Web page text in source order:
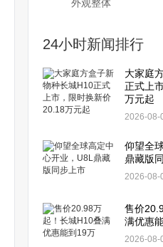
外观整体
24小时新闻排行
大家庭
正式上
万元起
2026-08-
仰望全
鼎藏版
2026-08-
售价
满优惠
2026-08-